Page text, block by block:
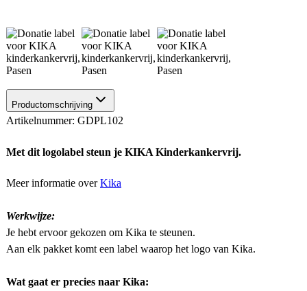
Productomschrijving
Artikelnummer: GDPL102
Met dit logolabel steun je KIKA Kinderkankervrij.
Meer informatie overKika
Werkwijze:
Je hebt ervoor gekozen om Kika te steunen.
Aan elk pakket komt een label waarop het logo van Kika.
Wat gaat er precies naar Kika: